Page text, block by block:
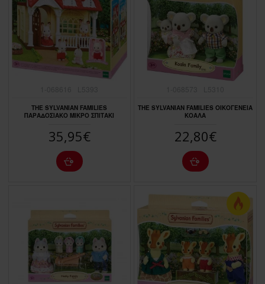
THE SYLVANIAN FAMILIES
ΠΑΡΑΔΟΣΙΑΚΟ ΜΙΚΡΟ ΣΠΙΤΑΚΙ
35,95€
THE SYLVANIAN FAMILIES ΟΙΚΟΓΕΝΕΙΑ
ΚΟΑΛΑ
22,80€